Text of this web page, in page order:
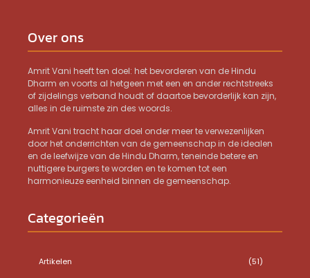
Over ons
Amrit Vani heeft ten doel: het bevorderen van de Hindu
Dharm en voorts al hetgeen met een en ander rechtstreeks
of zijdelings verband houdt of daartoe bevorderlijk kan zijn,
alles in de ruimste zin des woords.
Amrit Vani tracht haar doel onder meer te verwezenlijken
door het onderrichten van de gemeenschap in de idealen
en de leefwijze van de Hindu Dharm, teneinde betere en
nuttigere burgers te worden en te komen tot een
harmonieuze eenheid binnen de gemeenschap.
Categorieën
Artikelen (51)